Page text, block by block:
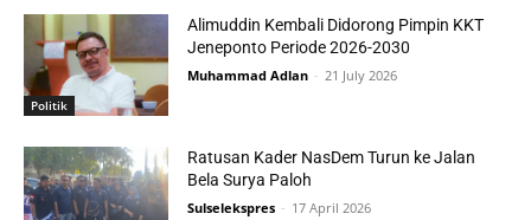
Politik
Alimuddin Kembali Didorong Pimpin KKT
Jeneponto Periode 2026-2030
Muhammad Adlan - 21 July 2026
Ratusan Kader NasDem Turun ke Jalan
Bela Surya Paloh
Sulselekspres - 17 April 2026